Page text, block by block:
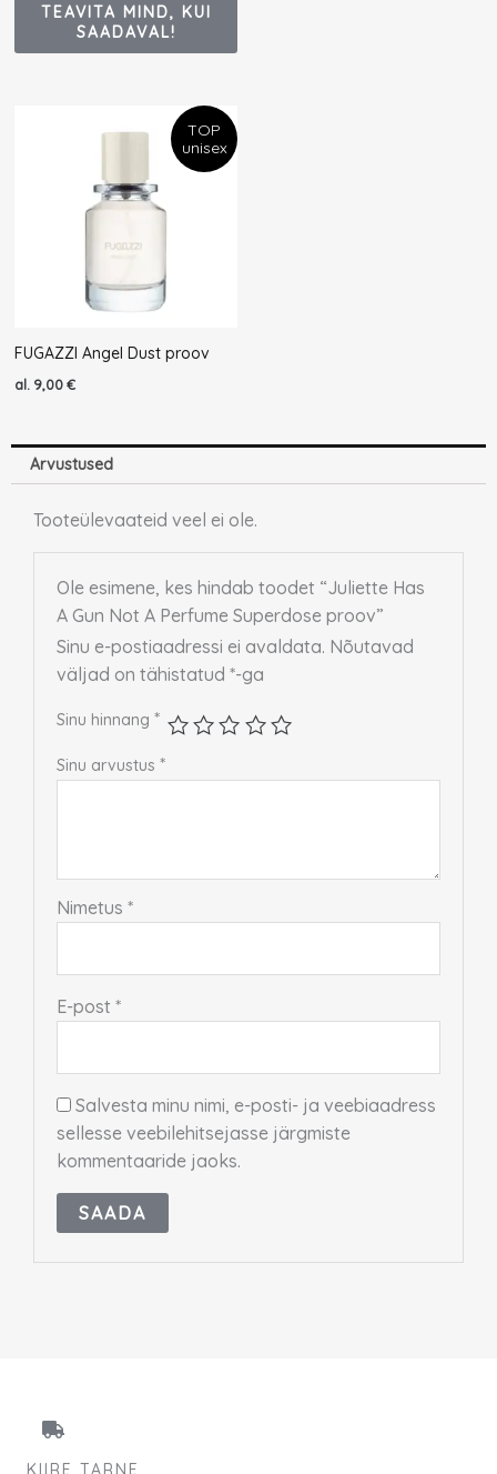
TEAVITA MIND, KUI
SAADAVAL!
TOP
unisex
FUGAZZI Angel Dust proov
al. 9,00€
Arvustused
Tooteülevaateid veel ei ole.
Ole esimene, kes hindab toodet “Juliette Has
A Gun Not A Perfume Superdose proov”
Sinu e-postiaadressi ei avaldata. Nõutavad
väljad on tähistatud*-ga
Sinu hinnang*
Sinu arvustus*
Nimetus*
E-post*
Salvesta minu nimi, e-posti- ja veebiaadress
sellesse veebilehitsejasse järgmiste
kommentaaride jaoks.
KIIRE TARNE